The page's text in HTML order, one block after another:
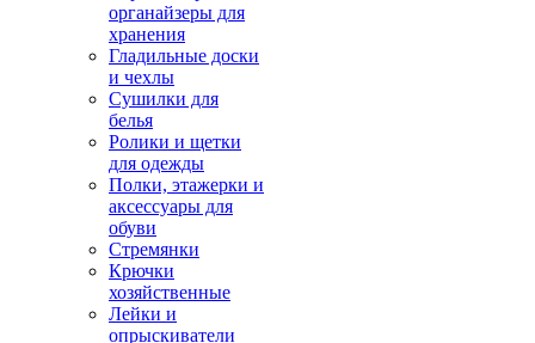
органайзеры для
хранения
Гладильные доски
и чехлы
Сушилки для
белья
Ролики и щетки
для одежды
Полки, этажерки и
аксессуары для
обуви
Стремянки
Крючки
хозяйственные
Лейки и
опрыскиватели